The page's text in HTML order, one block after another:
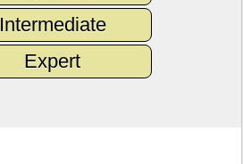
Intermediate
Expert